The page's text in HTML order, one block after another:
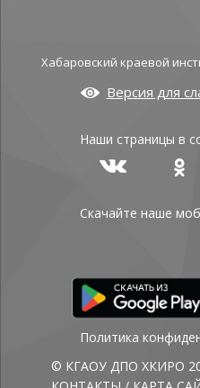
Хабаровский краевой
Версия для
Наши страницы в
Скачайте наше
Политика
© КГАОУ ДПО ХКИРО